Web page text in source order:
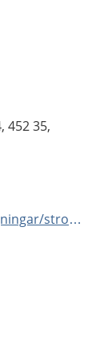
452 35,
mottagning/primarvard/rehabmottagningar/stromstad/